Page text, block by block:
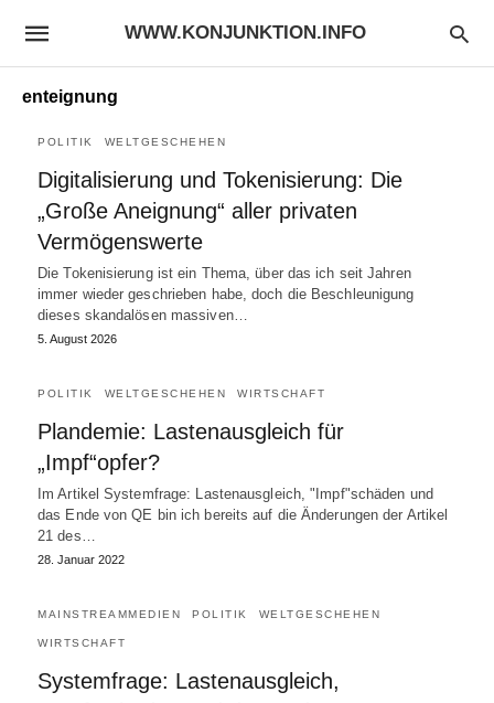
WWW.KONJUNKTION.INFO
enteignung
POLITIK WELTGESCHEHEN
Digitalisierung und Tokenisierung: Die
„Große Aneignung“ aller privaten
Vermögenswerte
Die Tokenisierung ist ein Thema, über das ich seit Jahren
immer wieder geschrieben habe, doch die Beschleunigung
dieses skandalösen massiven…
5. August 2026
POLITIK WELTGESCHEHEN WIRTSCHAFT
Plandemie: Lastenausgleich für
„Impf“opfer?
Im Artikel Systemfrage: Lastenausgleich, "Impf"schäden und
das Ende von QE bin ich bereits auf die Änderungen der Artikel
21 des…
28. Januar 2022
MAINSTREAMMEDIEN POLITIK WELTGESCHEHEN
WIRTSCHAFT
Systemfrage: Lastenausgleich,